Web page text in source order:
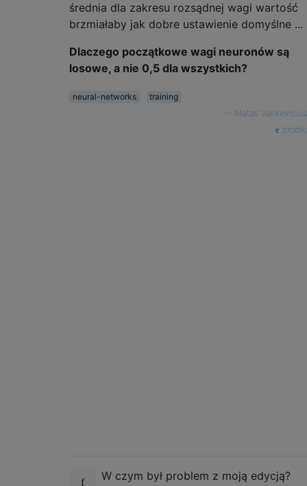
średnia dla zakresu rozsądnej wagi wartość
brzmiałaby jak dobre ustawienie domyślne ...
Dlaczego początkowe wagi neuronów są
losowe, a nie 0,5 dla wszystkich?
neural-networks
training
Matas Vaitkevicius
źródło
W czym był problem z moją edycją?